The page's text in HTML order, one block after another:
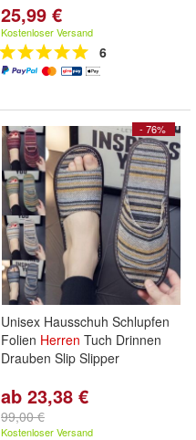
25,99 €
Kostenloser Versand
6
- 76%
Unisex Hausschuh Schlupfen
Folien Herren Tuch Drinnen
Drauben Slip Slipper
ab 23,38 €
99,00 €
Kostenloser Versand